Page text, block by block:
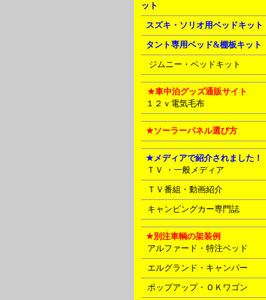
ット
スズキ・ソリオ用ベッドキット
タント専用ベッド&棚板キット
ジムニー・ベッドキット
★車中泊グッズ通販サイト
１２ｖ電気毛布
★ソーラーパネル選び方
★メディアで紹介されました！
ＴＶ ・一般メディア
ＴＶ番組・動画紹介
キャンピングカー専門誌
★別注車輌の架装例
アルファード・特注ベッド
エルグランド・キャンパー
ポップアップ・ＯＫワゴン